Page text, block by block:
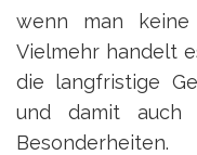
wenn man keine
Vielmehr handelt
die langfristige
und damit auch
Besonderheiten.